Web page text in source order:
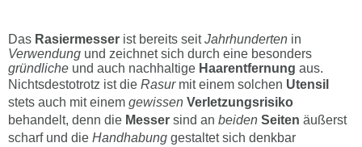
Das Rasiermesser ist bereits seitJahrhunderten in
Verwendung und zeichnet sich durch eine besonders
gründliche und auch nachhaltige Haarentfernung aus.
Nichtsdestotrotz ist die Rasurmit einem solchen Utensil
stets auch mit einem gewissen Verletzungsrisiko
behandelt, denn die Messer sind an beiden Seiten äußerst
scharf und die Handhabung gestaltet sich denkbar